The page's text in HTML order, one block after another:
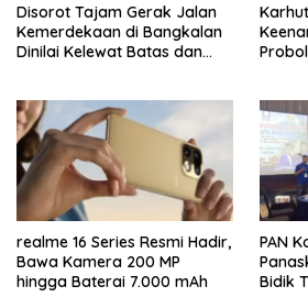
Disorot Tajam Gerak Jalan
Kemerdekaan di Bangkalan
Dinilai Kelewat Batas dan
realme 16 Series Resmi Hadir,
Bawa Kamera 200 MP
hingga Baterai 7.000 mAh
PAN
Bidik